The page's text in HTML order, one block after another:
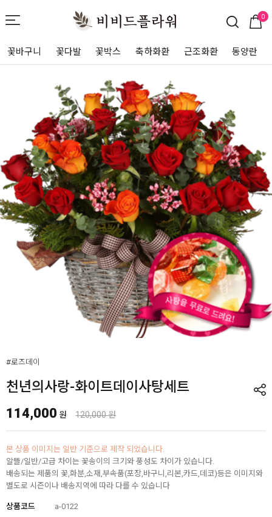
0
꽃바구니 꽃다발 꽃박스 축하화환 근조화환 동양란
#로즈데이
천년의사랑-화이트데이사탕세트
114,000 원 120,000 원
본 상품 이미지는 일반 기준으로 제작 되었습니다.
알뜰/일반/고급 차이는 꽃송이의 크기와 풍성도 차이가 있습니다.
배송되는 제품의 꽃,화분,소재,부속품(포장,바구니,리본,카드,데코)등은 이미지와
별도로 시즌이나 배송지역에 따라 다를 수 있습니다
상품코드 a-0122